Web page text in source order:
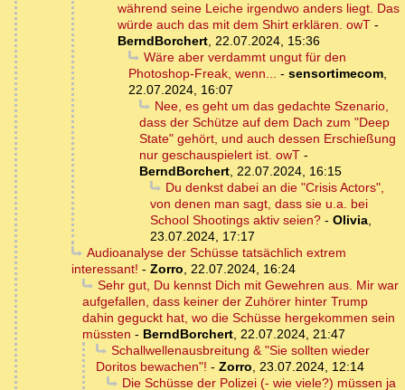
während seine Leiche irgendwo anders liegt. Das
würde auch das mit dem Shirt erklären. owT -
BerndBorchert, 22.07.2024, 15:36
Wäre aber verdammt ungut für den
Photoshop-Freak, wenn... - sensortimecom,
22.07.2024, 16:07
Nee, es geht um das gedachte Szenario,
dass der Schütze auf dem Dach zum "Deep
State" gehört, und auch dessen Erschießung
nur geschauspielert ist. owT -
BerndBorchert, 22.07.2024, 16:15
Du denkst dabei an die "Crisis Actors",
von denen man sagt, dass sie u.a. bei
School Shootings aktiv seien? - Olivia,
23.07.2024, 17:17
Audioanalyse der Schüsse tatsächlich extrem
interessant! - Zorro, 22.07.2024, 16:24
Sehr gut, Du kennst Dich mit Gewehren aus. Mir war
aufgefallen, dass keiner der Zuhörer hinter Trump
dahin geguckt hat, wo die Schüsse hergekommen sein
müssten - BerndBorchert, 22.07.2024, 21:47
Schallwellenausbreitung & "Sie sollten wieder
Doritos bewachen"! - Zorro, 23.07.2024, 12:14
Die Schüsse der Polizei (- wie viele?) müssen ja